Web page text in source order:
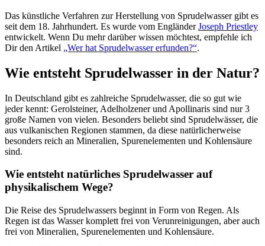
Das künstliche Verfahren zur Herstellung von Sprudelwasser gibt es
seit dem 18. Jahrhundert. Es wurde vom EngländerJoseph Priestley
entwickelt. Wenn Du mehr darüber wissen möchtest, empfehle ich
Dir den Artikel „Wer hat Sprudelwasser erfunden?“.
Wie entsteht Sprudelwasser in der Natur?
In Deutschland gibt es zahlreiche Sprudelwasser, die so gut wie
jeder kennt: Gerolsteiner, Adelholzener und Apollinaris sind nur 3
große Namen von vielen. Besonders beliebt sind Sprudelwässer, die
aus vulkanischen Regionen stammen, da diese natürlicherweise
besonders reich an Mineralien, Spurenelementen und Kohlensäure
sind.
Wie entsteht natürliches Sprudelwasser auf
physikalischem Wege?
Die Reise des Sprudelwassers beginnt in Form von Regen. Als
Regen ist das Wasser komplett frei von Verunreinigungen, aber auch
frei von Mineralien, Spurenelementen und Kohlensäure.